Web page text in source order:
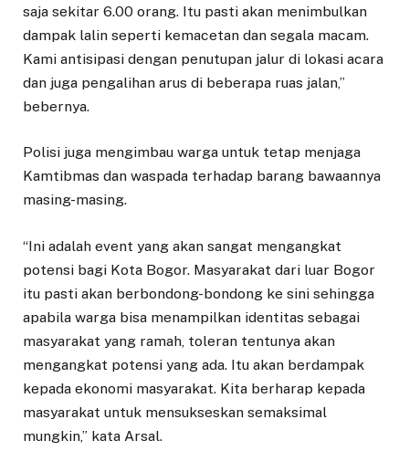
saja sekitar 6.00 orang. Itu pasti akan menimbulkan
dampak lalin seperti kemacetan dan segala macam.
Kami antisipasi dengan penutupan jalur di lokasi acara
dan juga pengalihan arus di beberapa ruas jalan,”
bebernya.
Polisi juga mengimbau warga untuk tetap menjaga
Kamtibmas dan waspada terhadap barang bawaannya
masing-masing.
“Ini adalah event yang akan sangat mengangkat
potensi bagi Kota Bogor. Masyarakat dari luar Bogor
itu pasti akan berbondong-bondong ke sini sehingga
apabila warga bisa menampilkan identitas sebagai
masyarakat yang ramah, toleran tentunya akan
mengangkat potensi yang ada. Itu akan berdampak
kepada ekonomi masyarakat. Kita berharap kepada
masyarakat untuk mensukseskan semaksimal
mungkin,” kata Arsal.